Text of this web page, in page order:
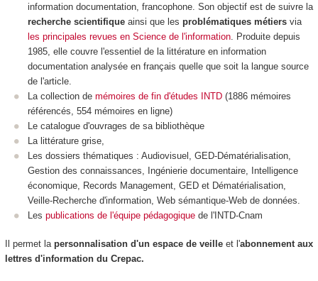
information documentation, francophone. Son objectif est de suivre la
recherche scientifique ainsi que les problématiques métiers via
les principales revues en Science de l'information . Produite depuis
1985, elle couvre l'essentiel de la littérature en information
documentation analysée en français quelle que soit la langue source
de l'article.
La collection de mémoires de fin d'études INTD (1886 mémoires
référencés, 554 mémoires en ligne)
Le catalogue d'ouvrages de sa bibliothèque
La littérature grise,
Les dossiers thématiques : Audiovisuel, GED-Dématérialisation,
Gestion des connaissances, Ingénierie documentaire, Intelligence
économique, Records Management, GED et Dématérialisation,
Veille-Recherche d'information, Web sémantique-Web de données.
Les publications de l'équipe pédagogique de l'INTD-Cnam
Il permet la personnalisation d'un espace de veilleet l'abonnement aux
lettres d'information du Crepac.